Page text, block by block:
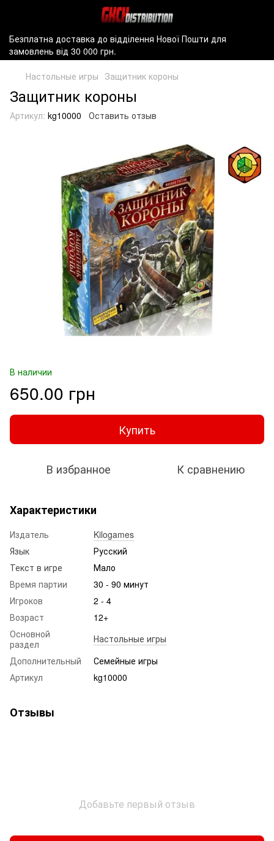
Безплатна доставка до відділення Нової Пошти для
замовлень від 30 000 грн.
Настольные игры Защитник короны
Защитник короны
Артикул: kg10000 Оставить отзыв
В наличии
650.00 грн
Купить
В избранное К сравнению
Характеристики
Издатель
Kilogames
Язык
Русский
Текст в игре
Мало
Время партии
30 - 90 минут
Игроков
2 - 4
Возраст
12+
Основной
раздел
Настольные игры
Дополнительный
Семейные игры
Артикул
kg10000
Отзывы
Добавьте первый отзыв